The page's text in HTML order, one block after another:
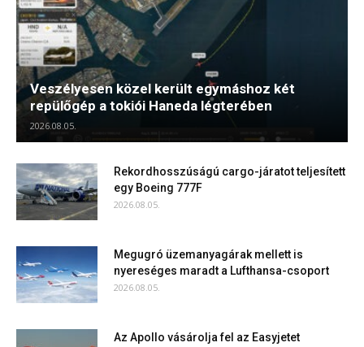
Veszélyesen közel került egymáshoz két
repülőgép a tokiói Haneda légterében
2026.08.05.
Rekordhosszúságú cargo-járatot teljesített
egy Boeing 777F
2026.08.05.
Megugró üzemanyagárak mellett is
nyereséges maradt a Lufthansa-csoport
2026.08.05.
Az Apollo vásárolja fel az Easyjetet